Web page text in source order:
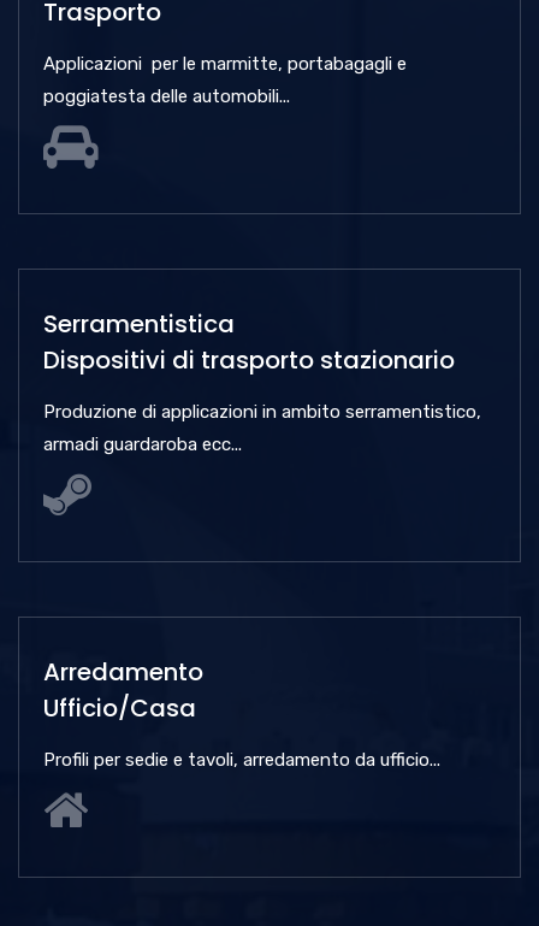
Trasporto
Applicazioni per le marmitte, portabagagli e
poggiatesta delle automobili...
Serramentistica
Dispositivi di trasporto stazionario
Produzione di applicazioni in ambito serramentistico,
armadi guardaroba ecc...
Arredamento
Ufficio/Casa
Profili per sedie e tavoli, arredamento da ufficio...